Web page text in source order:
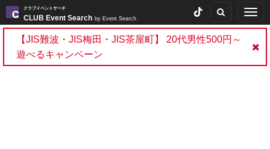
クラブイベントサーチ
CLUB Event Search by Event Search
【JIS難波・JIS梅田・JIS茶屋町】 20代男性500円～
遊べるキャンペーン